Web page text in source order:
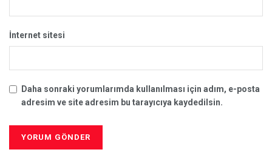
İnternet sitesi
Daha sonraki yorumlarımda kullanılması için adım, e-posta
adresim ve site adresim bu tarayıcıya kaydedilsin.